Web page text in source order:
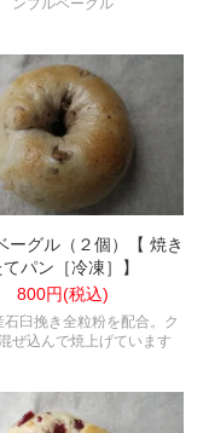
ンプルベーグル
ーグル（２個）【 焼き
てパン［冷凍］】
800円(税込)
石臼挽き全粒粉を配合。ク
ぜ込んで焼上げています